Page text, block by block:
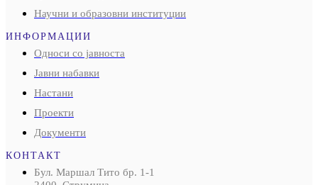
Научни и образовни институции
ИНФОРМАЦИИ
Односи со јавноста
Јавни набавки
Настани
Проекти
Документи
КОНТАКТ
Бул. Маршал Тито бр. 1-1